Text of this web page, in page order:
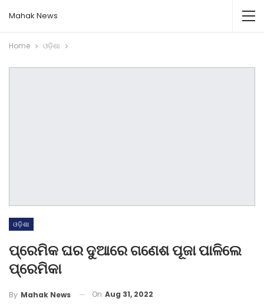
Mahak News
Home ଓଡ଼ିଶା
ଓଡ଼ିଶା
ପ୍ରେମିକ ଘର ଦୁଆରେ ଗଣେଶ ପୂଜା ପାଳିଲେ
ପ୍ରେମିକା
By Mahak News On Aug 31, 2022